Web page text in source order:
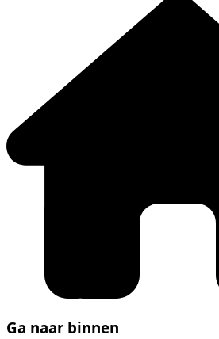
Ga naar binnen